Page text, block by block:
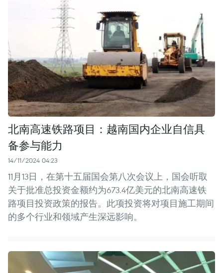
北南高速铁路项目：越南国内企业自信具
备参与能力
14/11/2024 04:23
11月13日，在第十五届国会第八次会议上，国会听取
关于批准总投资金额约为673.4亿美元的北南高速铁
路项目投资政策的报告。此项投资将对项目施工期间
的多个行业和领域产生深远影响。